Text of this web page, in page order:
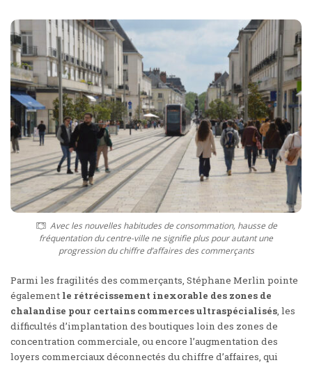
Avec les nouvelles habitudes de consommation, hausse de
fréquentation du centre-ville ne signifie plus pour autant une
progression du chiffre d’affaires des commerçants
Parmi les fragilités des commerçants, Stéphane Merlin pointe
également le rétrécissement inexorable des zones de
chalandise pour certains commerces ultraspécialisés, les
difficultés d’implantation des boutiques loin des zones de
concentration commerciale, ou encore l’augmentation des
loyers commerciaux déconnectés du chiffre d’affaires, qui